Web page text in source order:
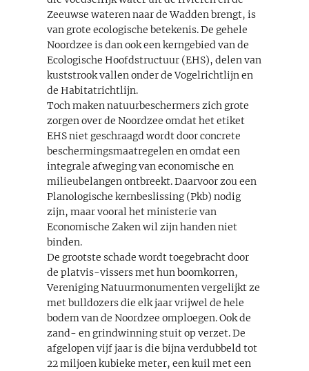
Zeeuwse wateren naar de Wadden brengt, is
van grote ecologische betekenis. De gehele
Noordzee is dan ook een kerngebied van de
Ecologische Hoofdstructuur (EHS), delen van
kuststrook vallen onder de Vogelrichtlijn en
de Habitatrichtlijn.
Toch maken natuurbeschermers zich grote
zorgen over de Noordzee omdat het etiket
EHS niet geschraagd wordt door concrete
beschermingsmaatregelen en omdat een
integrale afweging van economische en
milieubelangen ontbreekt. Daarvoor zou een
Planologische kernbeslissing (Pkb) nodig
zijn, maar vooral het ministerie van
Economische Zaken wil zijn handen niet
binden.
De grootste schade wordt toegebracht door
de platvis-vissers met hun boomkorren,
Vereniging Natuurmonumenten vergelijkt ze
met bulldozers die elk jaar vrijwel de hele
bodem van de Noordzee omploegen. Ook de
zand- en grindwinning stuit op verzet. De
afgelopen vijf jaar is die bijna verdubbeld tot
22 miljoen kubieke meter, een kuil met een